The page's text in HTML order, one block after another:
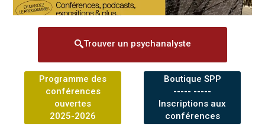
Trouver un psychanalyste
Programme des
conférences
ouvertes
2025-2026
Boutique SPP
----- -----
Inscriptions aux
conférences